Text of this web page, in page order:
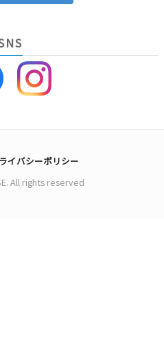
イバシーポリシー
All rights reserved